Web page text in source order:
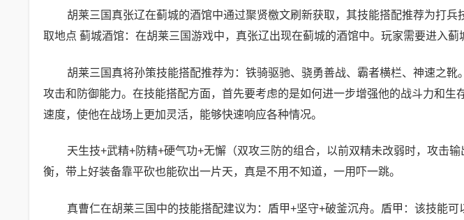
胡莱三国真张辽在蓟城的酒馆中通过聚贤檄文刷新获取，其技能搭配推荐为打
取地点 蓟城酒馆：在胡莱三国游戏中，真张辽出现在蓟城的酒馆中。玩家需要进入蓟
胡莱三国真将孙策技能搭配推荐为：铁骑驱驰、骁勇善战、霸者横栏、神速之
攻击和防御能力。在技能搭配方面，首先要考虑的是如何进一步增强他的战斗力和生
速度，使他在战场上更加灵活，能够快速响应各种情况。
天生技+武精+防精+硬气功+无懈（双攻三防的组合，以前双精未改弱时，攻击
衡，带上好装备靠平砍也能砍出一片天，真是不用不知道，一用吓一跳。
真曹仁在胡莱三国中的技能搭配建议为：盾甲+坚守+破釜沉舟。盾甲：该技能